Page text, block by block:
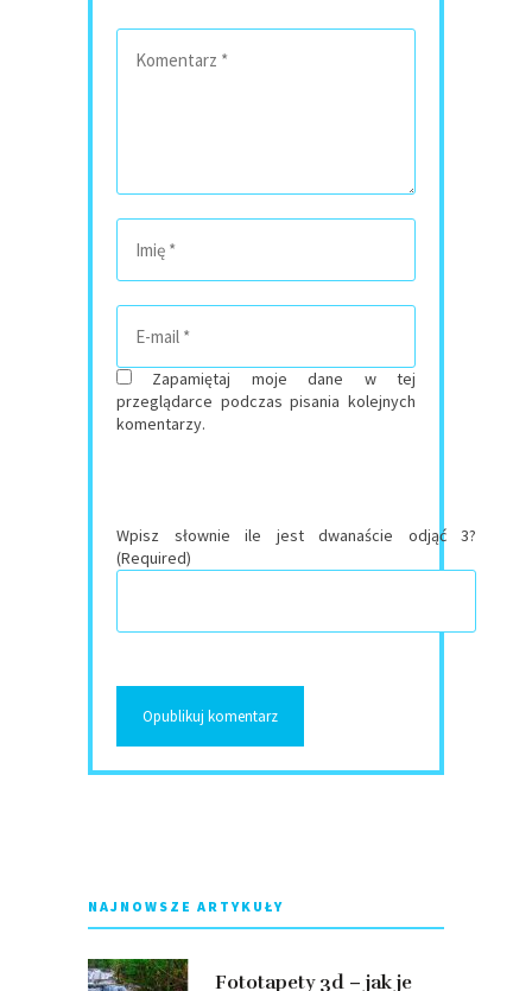
Zapamiętaj moje dane w tej
przeglądarce podczas pisania kolejnych
komentarzy.
Wpisz słownie ile jest dwanaście odjąć 3?
(Required)
NAJNOWSZE ARTYKUŁY
Fototapety 3d – jak je